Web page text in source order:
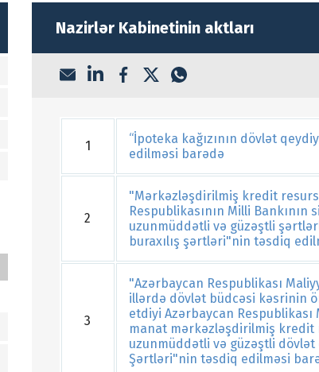
Nazirlər Kabinetinin aktları
1
“İpoteka kağızının dövlət
edilməsi barədə
2
"Mərkəzləşdirilmiş kredit
Respublikasının Milli
uzunmüddətli və güzəştli
buraxılış şərtləri"nin təsdiq
3
"Azərbaycan Respublikası
illərdə dövlət büdcəsi kəsrinin
etdiyi Azərbaycan Respublikası
manat mərkəzləşdirilmiş kredit
uzunmüddətli və güzəştli dövlət
Şərtləri"nin təsdiq edilməsi